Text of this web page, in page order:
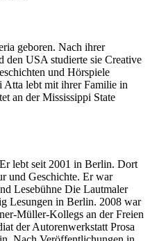
geboren. Nach ihrer
USA studierte sie Creative
und Hörspiele
Atta lebt mit ihrer Familie in
an der Mississippi State
lebt seit 2001 in Berlin. Dort
und Geschichte. Er war
Lesebühne Die Lautmaler
Lesungen in Berlin. 2008 war
Müller-Kollegs an der Freien
der Autorenwerkstatt Prosa